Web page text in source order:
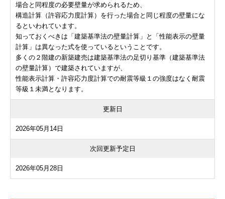
場合と同程度の必要壁量が求められるため、
構造計算（許容応力度計算）を行った場合と同じ程度の壁量にな
るといわれています。
知っておくべきは「建築基準法の壁量計算」と「性能表示の壁量
計算」は異なった式を使っているということです。
多くの２階建の新築建売は建築基準法の足切り基準（建築基準法
の壁量計算）で建築されていますが、
性能表示計算・許容応力度計算での耐震等級１の強度はなく耐震
等級１未満となります。
更新日
2026年05月14日
次回更新予定日
2026年05月28日